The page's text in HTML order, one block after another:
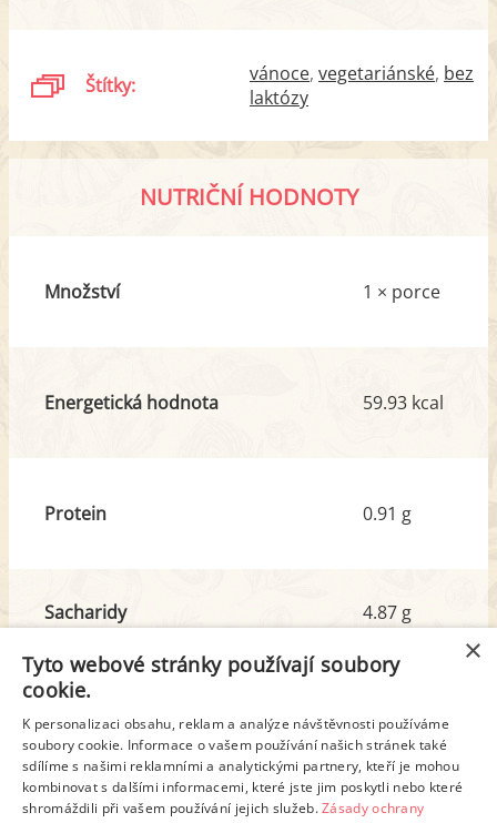
Štítky: vánoce vegetariánské bez
laktózy
NUTRIČNÍ HODNOTY
Množství 1 × porce
Energetická hodnota 59.93 kcal
Protein 0.91 g
Sacharidy
4.87 g
Tuk
z toho nas. mastné kyseliny
4.06 g
2.00 g
Detailní rozpis
×
Tyto webové stránky používají soubory
cookie.
K personalizaci obsahu, reklam a analýze návštěvnosti používáme
soubory cookie. Informace o vašem používání našich stránek také
sdílíme s našimi reklamními a analytickými partnery, kteří je mohou
kombinovat s dalšími informacemi, které jste jim poskytli nebo které
shromáždili při vašem používání jejich služeb.Zásady ochrany